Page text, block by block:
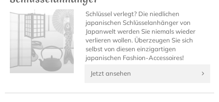
Schlüssel verlegt? Die niedlichen
japanischen Schlüsselanhänger von
Japanwelt werden Sie niemals wieder
verlieren wollen. Überzeugen Sie sich
selbst von diesen einzigartigen
japanischen Fashion-Accessoires!
Jetzt ansehen